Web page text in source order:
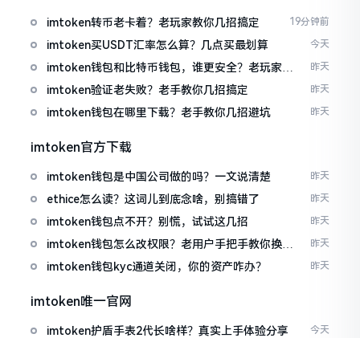
imtoken转币老卡着？老玩家教你几招搞定 19分钟前
imtoken买USDT汇率怎么算？几点买最划算 今天
imtoken钱包和比特币钱包，谁更安全？老玩家来
聊聊
昨天
imtoken验证老失败？老手教你几招搞定 昨天
imtoken钱包在哪里下载？老手教你几招避坑 昨天
imtoken官方下载
imtoken钱包是中国公司做的吗？一文说清楚 昨天
ethice怎么读？这词儿到底念啥，别搞错了 昨天
imtoken钱包点不开？别慌，试试这几招 昨天
imtoken钱包怎么改权限？老用户手把手教你换主
人
昨天
imtoken钱包kyc通道关闭，你的资产咋办？ 昨天
imtoken唯一官网
imtoken护盾手表2代长啥样？真实上手体验分享 今天